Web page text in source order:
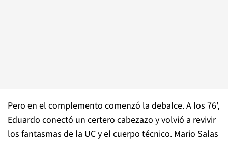
Pero en el complemento comenzó la debalce. A los 76',
Eduardo conectó un certero cabezazo y volvió a revivir
los fantasmas de la UC y el cuerpo técnico. Mario Salas